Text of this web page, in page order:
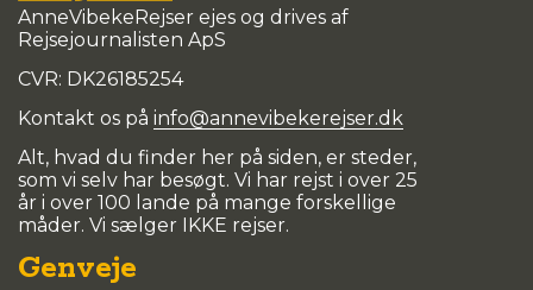
AnneVibekeRejser ejes og drives af
Rejsejournalisten ApS
CVR: DK26185254
Kontakt os på info@annevibekerejser.dk
Alt, hvad du finder her på siden, er steder,
som vi selv har besøgt. Vi har rejst i over 25
år i over 100 lande på mange forskellige
måder. Vi sælger IKKE rejser.
Genveje